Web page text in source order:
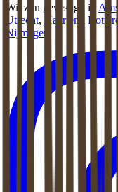
Wij zijn gevestigd in
Utrecht, Haarlem
Nijmegen